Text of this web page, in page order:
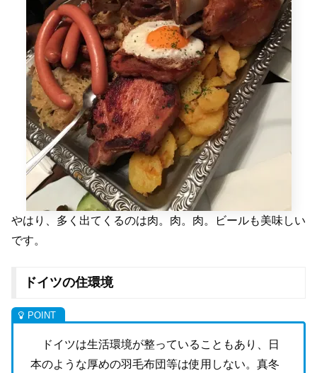
やはり、多く出てくるのは肉。肉。肉。ビールも美味しい
です。
ドイツの住環境
ドイツは生活環境が整っていることもあり、日
本のような厚めの羽毛布団等は使用しない。真冬